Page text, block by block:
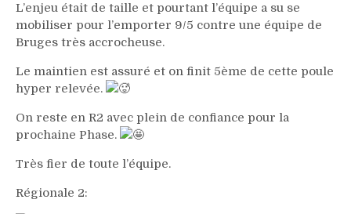
L’enjeu était de taille et pourtant l’équipe a su se
mobiliser pour l’emporter 9/5 contre une équipe de
Bruges très accrocheuse.
Le maintien est assuré et on finit 5ème de cette poule
hyper relevée.
On reste en R2 avec plein de confiance pour la
prochaine Phase.
Très fier de toute l’équipe.
Régionale 2: